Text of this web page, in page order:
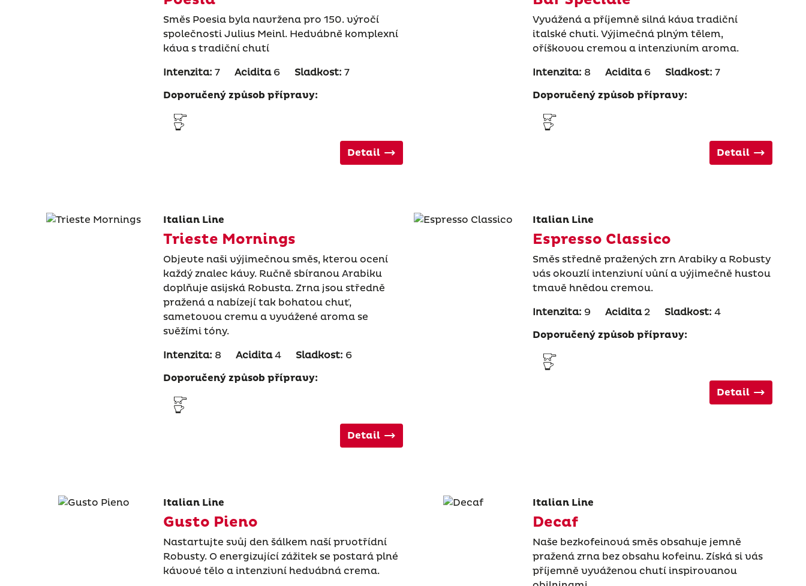
Směs Poesia byla navržena pro 150. výročí
společnosti Julius Meinl. Hedvábně komplexní
káva s tradiční chutí
Intenzita: 7 Acidita6 Sladkost: 7
Doporučený způsob přípravy:
Detail
Vyvážená a příjemně silná káva tradiční
italské chuti. Výjimečná plným tělem,
oříškovou cremou a intenzivním aroma.
Intenzita: 8 Acidita6 Sladkost: 7
Doporučený způsob přípravy:
Detail
Italian Line
Trieste Mornings
Objevte naši výjimečnou směs, kterou ocení
každý znalec kávy. Ručně sbíranou Arabiku
doplňuje asijská Robusta. Zrna jsou středně
pražená a nabízejí tak bohatou chuť,
sametovou cremu a vyvážené aroma se
svěžími tóny.
Intenzita: 8 Acidita4 Sladkost: 6
Doporučený způsob přípravy:
Detail
Italian Line
Espresso Classico
Směs středně pražených zrn Arabiky a Robusty
vás okouzlí intenzivní vůní a výjimečně hustou
tmavě hnědou cremou.
Intenzita: 9 Acidita2 Sladkost: 4
Doporučený způsob přípravy:
Detail
Italian Line
Gusto Pieno
Nastartujte svůj den šálkem naší prvotřídní
Robusty. O energizující zážitek se postará plné
kávové tělo a intenzivní hedvábná crema.
Italian Line
Decaf
Naše bezkofeinová směs obsahuje jemně
pražená zrna bez obsahu kofeinu. Získá si vás
příjemně vyváženou chutí inspirovanou